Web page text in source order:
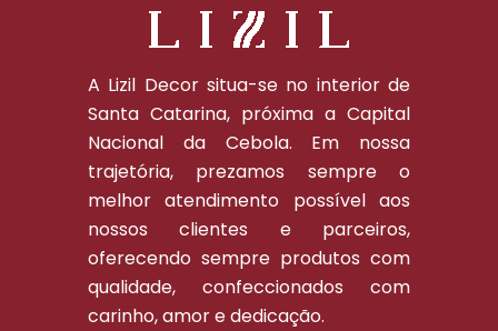
A Lizil Decor situa-se no interior de
Santa Catarina, próxima a Capital
Nacional da Cebola. Em nossa
trajetória, prezamos sempre o
melhor atendimento possível aos
nossos clientes e parceiros,
oferecendo sempre produtos com
qualidade, confeccionados com
carinho, amor e dedicação.